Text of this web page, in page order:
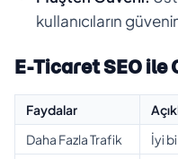
kullanıcıların
E-Ticaret SEO ile
Faydalar
Daha Fazla Trafik
İyi